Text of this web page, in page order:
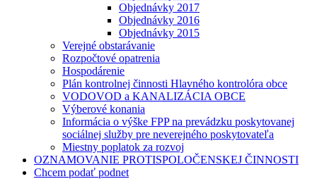
Objednávky 2017
Objednávky 2016
Objednávky 2015
Verejné obstarávanie
Rozpočtové opatrenia
Hospodárenie
Plán kontrolnej činnosti Hlavného kontrolóra obce
VODOVOD a KANALIZÁCIA OBCE
Výberové konania
Informácia o výške FPP na prevádzku poskytovanej
sociálnej služby pre neverejného poskytovateľa
Miestny poplatok za rozvoj
OZNAMOVANIE PROTISPOLOČENSKEJ ČINNOSTI
Chcem podať podnet